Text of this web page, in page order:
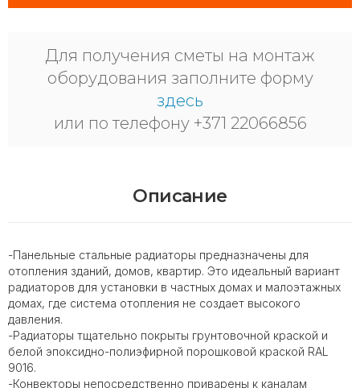
Для получения сметы на монтаж
оборудования заполните форму
здесь
или по телефону +371 22066856
Описание
-Панельные стальные радиаторы предназначены для
отопления зданий, домов, квартир. Это идеальный вариант
радиаторов для установки в частных домах и малоэтажных
домах, где система отопления не создает высокого
давления.
-Радиаторы тщательно покрыты грунтовочной краской и
белой эпоксидно-полиэфирной порошковой краской RAL
9016.
-Конвекторы непосредственно приварены к каналам